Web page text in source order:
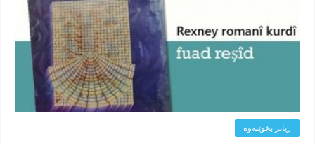
زیاتر بخوێنه‌وه‌